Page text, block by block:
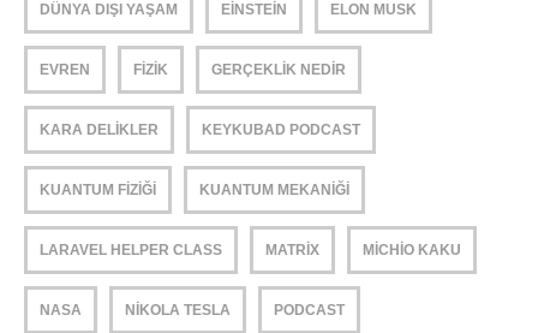
DÜNYA DIŞI YAŞAM EINSTEIN ELON MUSK
EVREN FIZIK GERÇEKLIK NEDIR
KARA DELIKLER KEYKUBAD PODCAST
KUANTUM FIZIĞI KUANTUM MEKANIĞI
LARAVEL HELPER CLASS MATRIX MICHIO KAKU
NASA NIKOLA TESLA PODCAST